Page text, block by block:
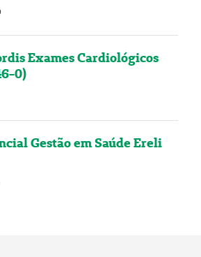
Exames Cardiológicos
0)
Gestão em Saúde Ereli